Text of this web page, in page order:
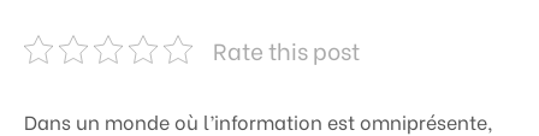
Rate this post
Dans un monde où l’information est omniprésente,